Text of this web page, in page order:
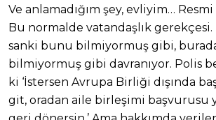
Ve anlamadığım şey, evliyim…
Bu normalde vatandaşlık
sanki bunu bilmiyormuş gibi,
bilmiyormuş gibi davranıyor. Polis
ki ‘İstersen Avrupa Birliği dışında
git, oradan aile birleşimi başvurusu